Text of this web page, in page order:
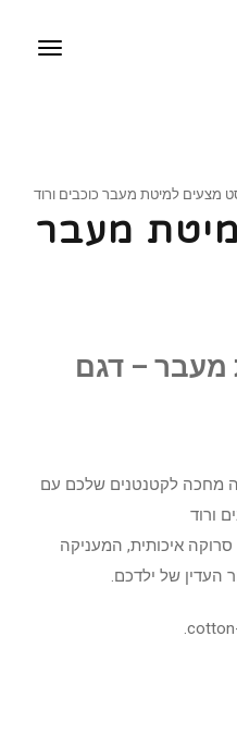
תפריט
מצעים למיטת מעבר כוכבים ורוד
מעבר
מעבר – דגם
מחכה לקטנטנים שלכם עם
ורוד
מ-100% כותנה סרוקה איכותית, המעניקה
העדין של ילדכם.